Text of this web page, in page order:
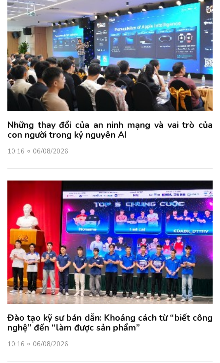
Những thay đổi của an ninh mạng và vai trò của
con người trong kỷ nguyên AI
10:16 06/08/2026
Đào tạo kỹ sư bán dẫn: Khoảng cách từ “biết công
nghệ” đến “làm được sản phẩm”
10:16 06/08/2026